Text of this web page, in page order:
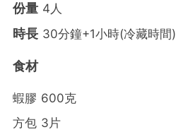
份量 4人
時長 30分鐘+1小時(冷藏時間)
食材
蝦膠 600克
方包 3片